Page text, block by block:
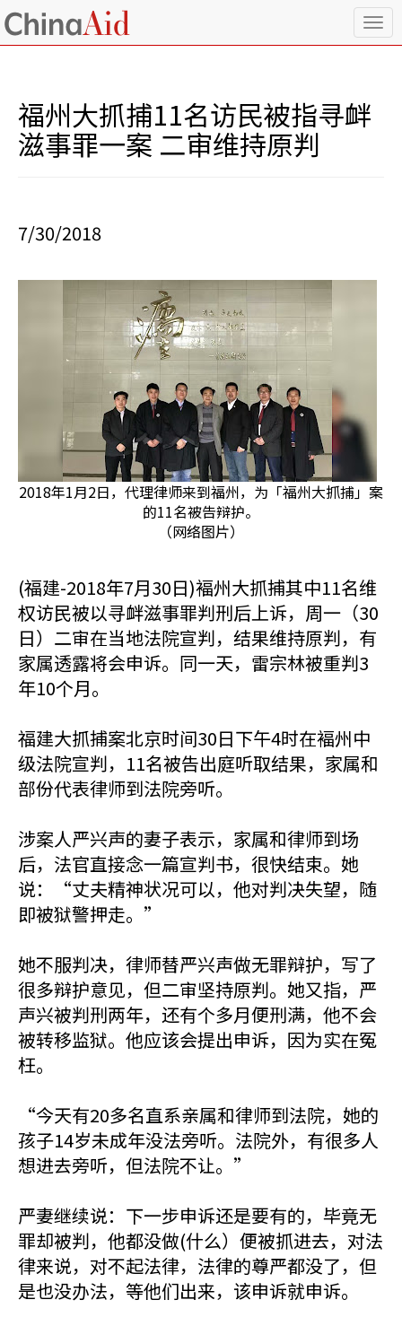
T
o
o
福州大抓捕11名访民被指寻衅
滋事罪一案 二审维持原判
7/30/2018
2018年1月2日，代理律师来到福州，为「福州大抓捕」案
的11名被告辩护。
（网络图片）
(福建-2018年7月30日)褔州大抓捕其中11名维
权访民被以寻衅滋事罪判刑后上诉，周一（30
日）二审在当地法院宣判，结果维持原判，有
家属透露将会申诉。同一天，雷宗林被重判3
年10个月。
福建大抓捕案北京时间30日下午4时在褔州中
级法院宣判，11名被告出庭听取结果，家属和
部份代表律师到法院旁听。
涉案人严兴声的妻子表示，家属和律师到场
后，法官直接念一篇宣判书，很快结束。她
说：“丈夫精神状况可以，他对判决失望，随
即被狱警押走。”
她不服判决，律师替严兴声做无罪辩护，写了
很多辩护意见，但二审坚持原判。她又指，严
声兴被判刑两年，还有个多月便刑满，他不会
被转移监狱。他应该会提出申诉，因为实在冤
枉。
“今天有20多名直系亲属和律师到法院，她的
孩子14岁未成年没法旁听。法院外，有很多人
想进去旁听，但法院不让。”
严妻继续说：下一步申诉还是要有的，毕竟无
罪却被判，他都没做(什么）便被抓进去，对法
律来说，对不起法律，法律的尊严都没了，但
是也没办法，等他们出来，该申诉就申诉。